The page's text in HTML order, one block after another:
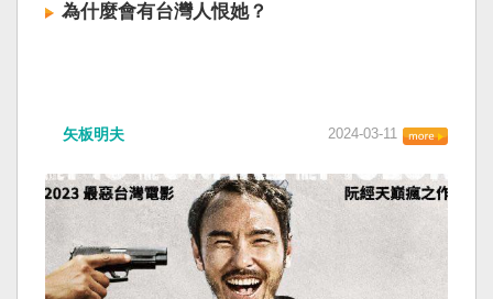
為什麼會有台灣人恨她？
矢板明夫 2024-03-11